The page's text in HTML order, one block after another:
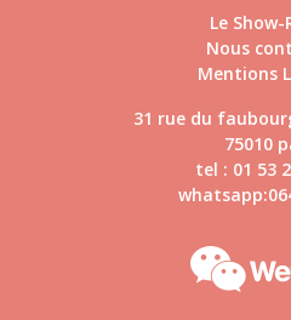
Le Show-
Nous
Mentions
31 rue du
75010
tel : 01 53